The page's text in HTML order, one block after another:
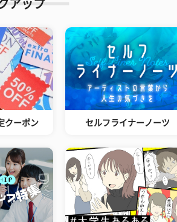
アップ
クーポン セルフライナーノーツ